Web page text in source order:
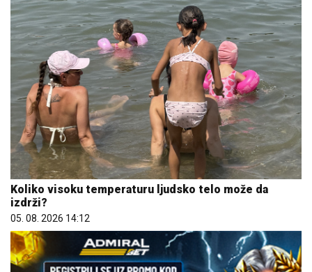
Koliko visoku temperaturu ljudsko telo može da
izdrži?
05. 08. 2026 14:12